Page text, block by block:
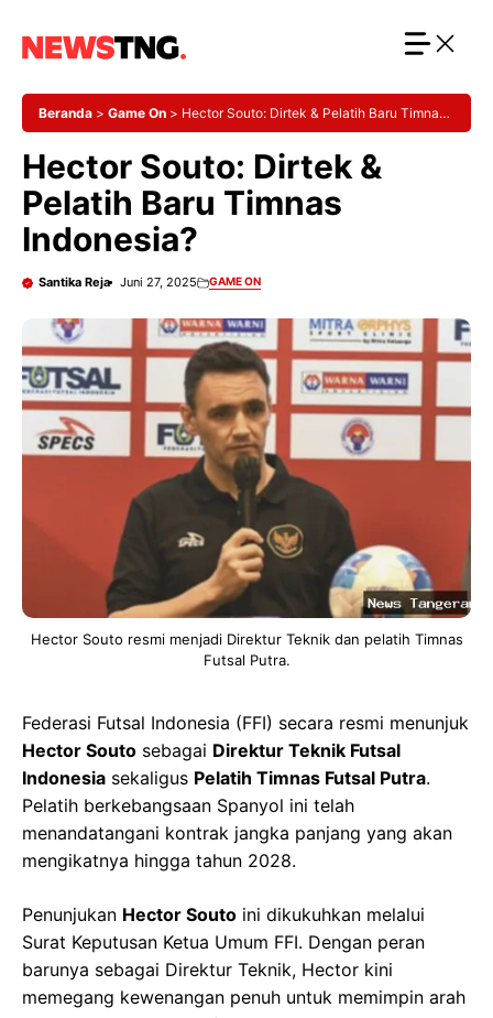
Beranda > Game On > Hector Souto: Dirtek & Pelatih Baru Timnas
Hector Souto: Dirtek &
Pelatih Baru Timnas
Indonesia?
Santika Reja Juni 27, 2025 GAME ON
Hector Souto resmi menjadi Direktur Teknik dan pelatih Timnas
Futsal Putra.
Federasi Futsal Indonesia (FFI) secara resmi menunjuk
Hector Souto sebagai Direktur Teknik Futsal
Indonesia sekaligus Pelatih Timnas Futsal Putra.
Pelatih berkebangsaan Spanyol ini telah
menandatangani kontrak jangka panjang yang akan
mengikatnya hingga tahun 2028.
Penunjukan Hector Souto ini dikukuhkan melalui
Surat Keputusan Ketua Umum FFI. Dengan peran
barunya sebagai Direktur Teknik, Hector kini
memegang kewenangan penuh untuk memimpin arah